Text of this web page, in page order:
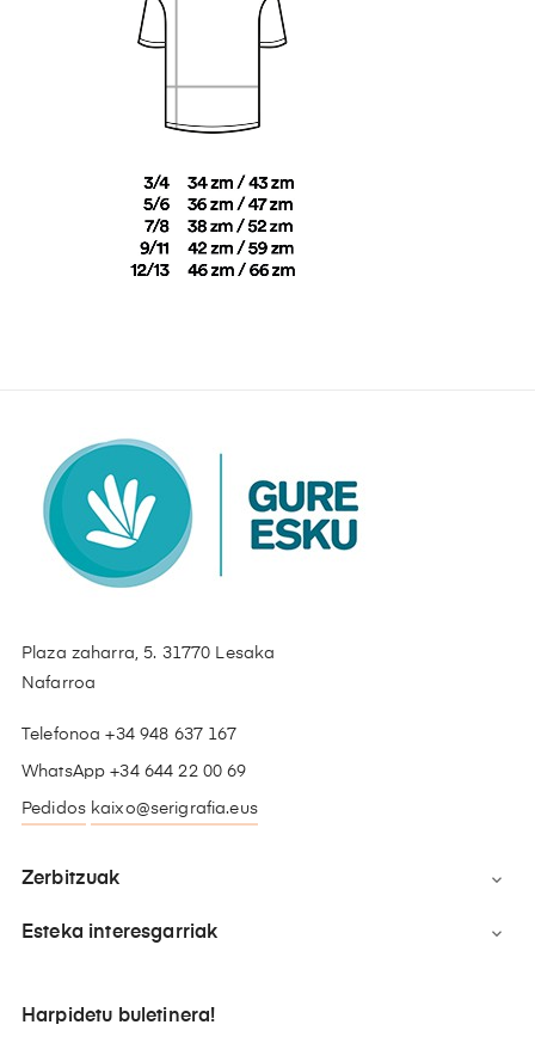
Plaza zaharra, 5. 31770 Lesaka
Nafarroa
Telefonoa +34 948 637 167
WhatsApp +34 644 22 00 69
Pedidos kaixo@serigrafia.eus
Zerbitzuak 
Esteka interesgarriak 
Harpidetu buletinera!